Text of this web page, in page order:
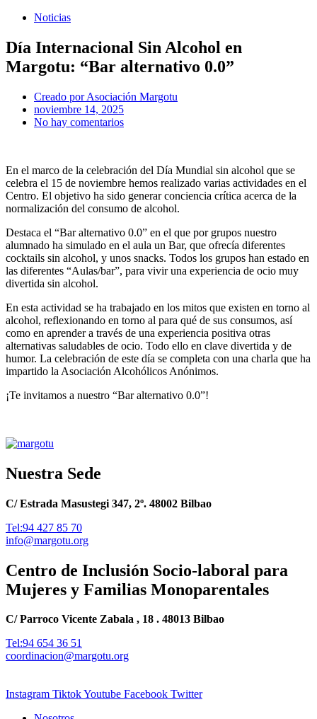
Noticias
Día Internacional Sin Alcohol en
Margotu: “Bar alternativo 0.0”
Creado porAsociación Margotu
noviembre 14, 2025
No hay comentarios
En el marco de la celebración del Día Mundial sin alcohol que se
celebra el 15 de noviembre hemos realizado varias actividades en el
Centro. El objetivo ha sido generar conciencia crítica acerca de la
normalización del consumo de alcohol.
Destaca el “Bar alternativo 0.0” en el que por grupos nuestro
alumnado ha simulado en el aula un Bar, que ofrecía diferentes
cocktails sin alcohol, y unos snacks. Todos los grupos han estado en
las diferentes “Aulas/bar”, para vivir una experiencia de ocio muy
divertida sin alcohol.
En esta actividad se ha trabajado en los mitos que existen en torno al
alcohol, reflexionando en torno al para qué de sus consumos, así
como en aprender a través de una experiencia positiva otras
alternativas saludables de ocio. Todo ello en clave divertida y de
humor. La celebración de este día se completa con una charla que ha
impartido la Asociación Alcohólicos Anónimos.
¡Te invitamos a nuestro “Bar alternativo 0.0”!
Nuestra Sede
C/ Estrada Masustegi 347, 2º. 48002 Bilbao
Tel:94 427 85 70
info@margotu.org
Centro de Inclusión Socio-laboral para
Mujeres y Familias Monoparentales
C/ Parroco Vicente Zabala , 18 . 48013 Bilbao
Tel:94 654 36 51
coordinacion@margotu.org
Instagram TiktokYoutube Facebook Twitter